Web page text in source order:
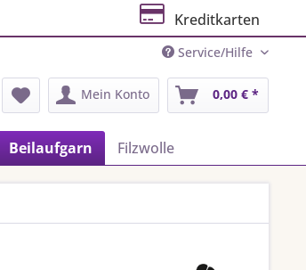
Kreditkarten
Service/Hilfe
Mein Konto 0,00 € *
Beilaufgarn Filzwolle